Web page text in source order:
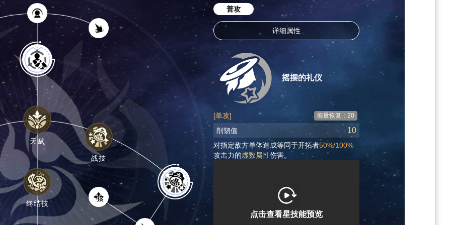
战技
终结技
天赋
普攻
详细属性
摇摆的礼仪
[单攻] 能量恢复：20
削韧值 10
对指定敌方单体造成等同于开拓者50%/100%
攻击力的虚数属性伤害。
点击查看星技能预览